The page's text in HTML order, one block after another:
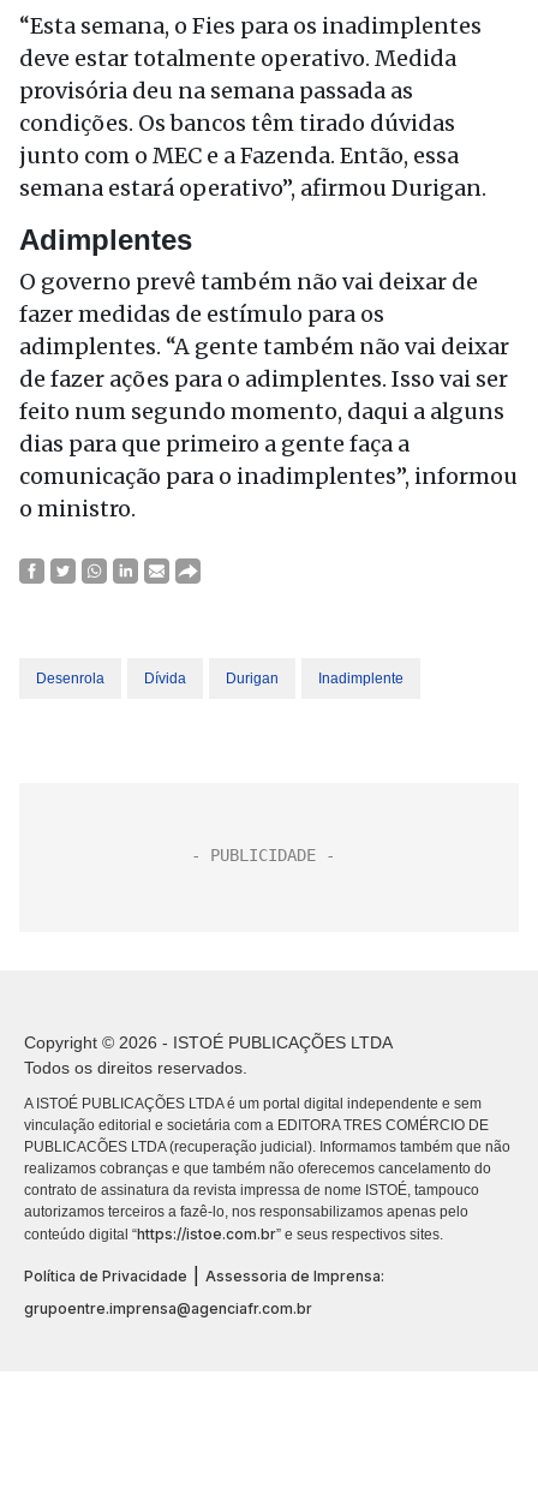
“Esta semana, o Fies para os inadimplentes
deve estar totalmente operativo. Medida
provisória deu na semana passada as
condições. Os bancos têm tirado dúvidas
junto com o MEC e a Fazenda. Então, essa
semana estará operativo”, afirmou Durigan.
Adimplentes
O governo prevê também não vai deixar de
fazer medidas de estímulo para os
adimplentes. “A gente também não vai deixar
de fazer ações para o adimplentes. Isso vai ser
feito num segundo momento, daqui a alguns
dias para que primeiro a gente faça a
comunicação para o inadimplentes”, informou
o ministro.
Desenrola Dívida Durigan Inadimplente
Copyright © 2026 - ISTOÉ PUBLICAÇÕES LTDA
Todos os direitos reservados.
A ISTOÉ PUBLICAÇÕES LTDA é um portal digital independente e sem
vinculação editorial e societária com a EDITORA TRES COMÉRCIO DE
PUBLICACÕES LTDA (recuperação judicial). Informamos também que não
realizamos cobranças e que também não oferecemos cancelamento do
contrato de assinatura da revista impressa de nome ISTOÉ, tampouco
autorizamos terceiros a fazê-lo, nos responsabilizamos apenas pelo
conteúdo digital “https://istoe.com.br” e seus respectivos sites.
Política de Privacidade
Assessoria de Imprensa:
grupoentre.imprensa@agenciafr.com.br